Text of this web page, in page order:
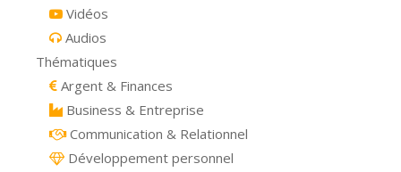
Vidéos
Audios
Thématiques
Argent & Finances
Business & Entreprise
Communication & Relationnel
Développement personnel